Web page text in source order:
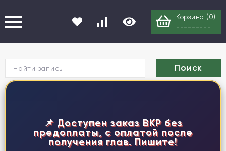
Корзина ( 0)
---------
📌 Доступен заказ ВКР без
предоплаты, с оплатой после
получения глав. Пишите!